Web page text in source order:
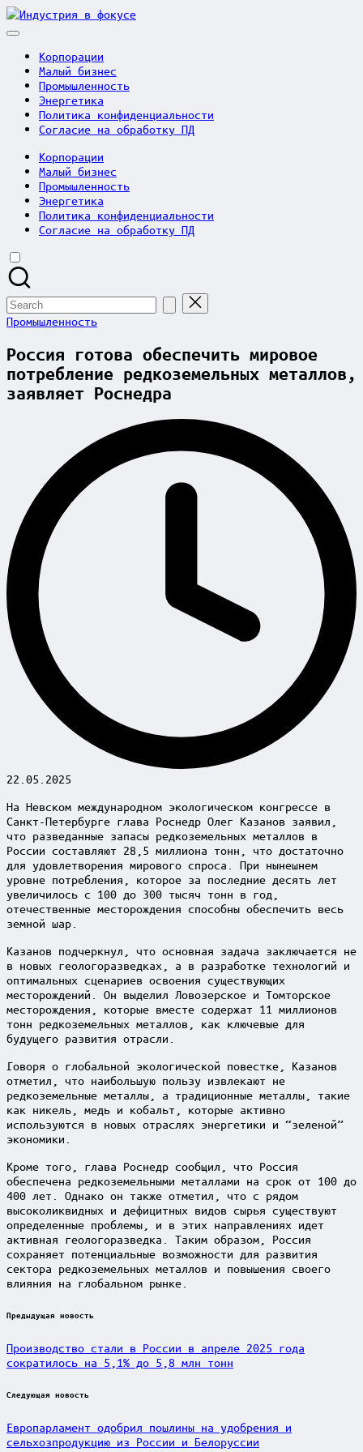
Skip
to
Индустрия
Корпорации
Малый бизнес
Промышленность
Энергетика
Политика конфиденциальности
Согласие на обработку ПД
Корпорации
Малый бизнес
Промышленность
Энергетика
Политика конфиденциальности
Согласие на обработку ПД
Search
for:
Posted
Промышленность
Россия готова обеспечить мировое
потребление редкоземельных металлов,
заявляет Роснедра
22.05.2025
На Невском международном экологическом конгрессе в
Санкт-Петербурге глава Роснедр Олег Казанов заявил,
что разведанные запасы редкоземельных металлов в
России составляют 28,5 миллиона тонн, что достаточно
для удовлетворения мирового спроса. При нынешнем
уровне потребления, которое за последние десять лет
увеличилось с 100 до 300 тысяч тонн в год,
отечественные месторождения способны обеспечить весь
земной шар.
Казанов подчеркнул, что основная задача заключается не
в новых геологоразведках, а в разработке технологий и
оптимальных сценариев освоения существующих
месторождений. Он выделил Ловозерское и Томторское
месторождения, которые вместе содержат 11 миллионов
тонн редкоземельных металлов, как ключевые для
будущего развития отрасли.
Говоря о глобальной экологической повестке, Казанов
отметил, что наибольшую пользу извлекают не
редкоземельные металлы, а традиционные металлы, такие
как никель, медь и кобальт, которые активно
используются в новых отраслях энергетики и “зеленой”
экономики.
Кроме того, глава Роснедр сообщил, что Россия
обеспечена редкоземельными металлами на срок от 100 до
400 лет. Однако он также отметил, что с рядом
высоколиквидных и дефицитных видов сырья существуют
определенные проблемы, и в этих направлениях идет
активная геологоразведка. Таким образом, Россия
сохраняет потенциальные возможности для развития
сектора редкоземельных металлов и повышения своего
влияния на глобальном рынке.
Post
Предыдущая новость
Производство стали в России в апреле 2025 года
сократилось на 5,1% до 5,8 млн тонн
Следующая новость
Европарламент одобрил пошлины на удобрения и
сельхозпродукцию из России и Белоруссии